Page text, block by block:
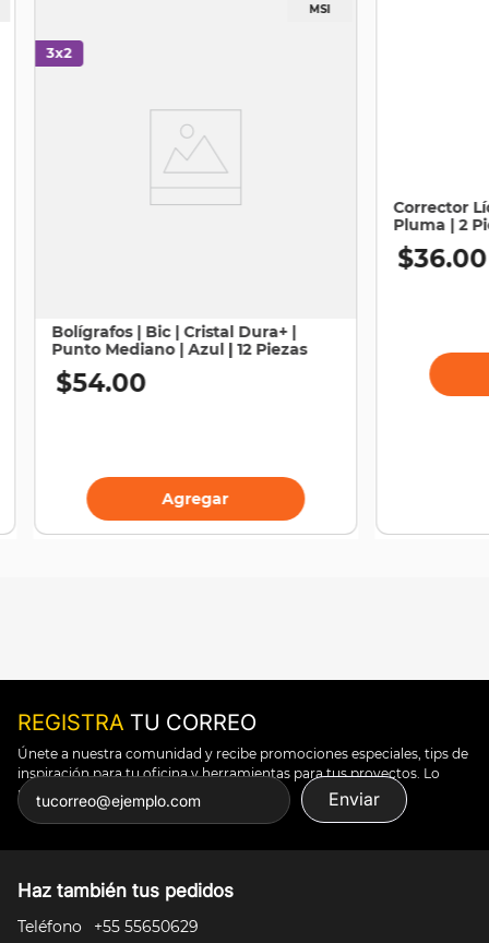
Bolígrafos | Bic | Cristal Dura+ |
Punto Mediano | Azul | 12 Piezas
$54.00
Agregar
Corrector
Pluma | 2
$36.00
REGISTRA TU CORREO
Únete a nuestra comunidad y recibe promociones especiales, tips de
inspiración para tu oficina y herramientas para tus proyectos. Lo
puedes todo.
Enviar
Haz también tus pedidos
Teléfono
+55 55650629